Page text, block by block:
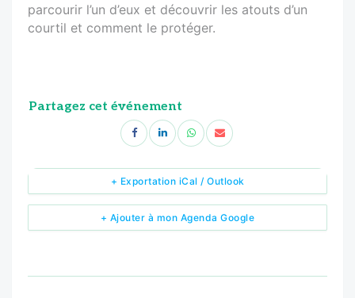
parcourir l’un d’eux et découvrir les atouts d’un
courtil et comment le protéger.
Partagez cet événement
+ Ajouter à mon Agenda Google
+ Exportation iCal / Outlook